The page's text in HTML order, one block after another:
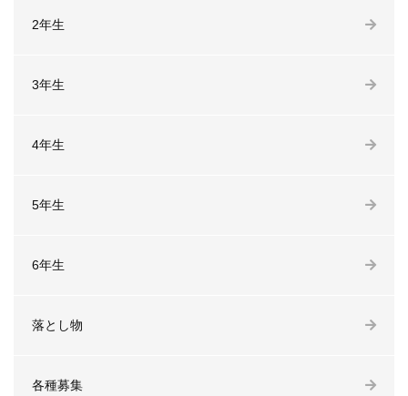
2年生
3年生
4年生
5年生
6年生
落とし物
各種募集